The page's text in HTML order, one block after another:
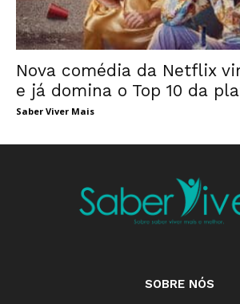
Nova comédia da Netflix
e já domina o Top 10 da
Saber Viver Mais
SOBRE NÓS